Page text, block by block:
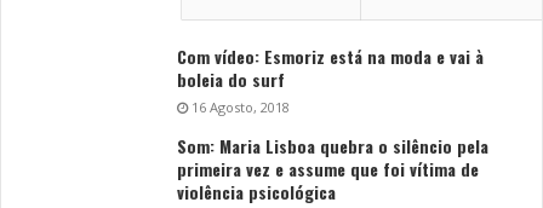
Com vídeo: Esmoriz está na moda e vai à
boleia do surf
16 Agosto, 2018
Som: Maria Lisboa quebra o silêncio pela
primeira vez e assume que foi vítima de
violência psicológica